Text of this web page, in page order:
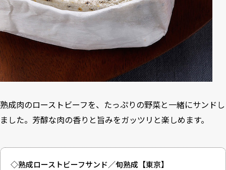
熟成肉のローストビーフを、たっぷりの野菜と一緒にサンドし
ました。芳醇な肉の香りと旨みをガッツリと楽しめます。
◇熟成ローストビーフサンド／旬熟成【東京】